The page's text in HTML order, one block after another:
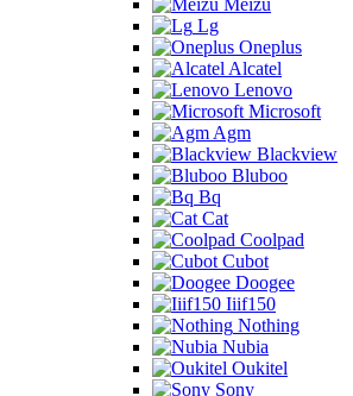
Meizu
Lg
Oneplus
Alcatel
Lenovo
Microsoft
Agm
Blackview
Bluboo
Bq
Cat
Coolpad
Cubot
Doogee
Iiif150
Nothing
Nubia
Oukitel
Sony